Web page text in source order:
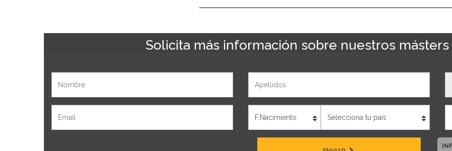
Solicita más información sobre nuestros